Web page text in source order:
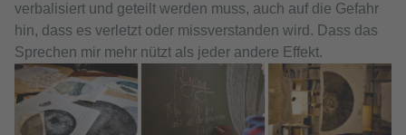
verbalisiert und geteilt werden muss, auch auf die Gefahr
hin, dass es verletzt oder missverstanden wird. Dass das
Sprechen mir mehr nützt als jeder andere Effekt.